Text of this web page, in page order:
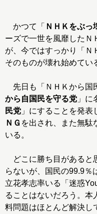
かつて「 ＮＨＫをぶっ
ーズで一世を風靡したＮ
が、今ではすっかり「Ｎ
そのものが壊れ始めてい
先日も「ＮＨＫから国
から自国民を守る党 」に
民党 」にすることを発表
ＮＧ を出され、また無駄
いる。
どこに勝ち目があると
らないが、国民の99.9％
立花孝志率いる「迷惑
ることはないだろう。本
料問題はほとんど解決し